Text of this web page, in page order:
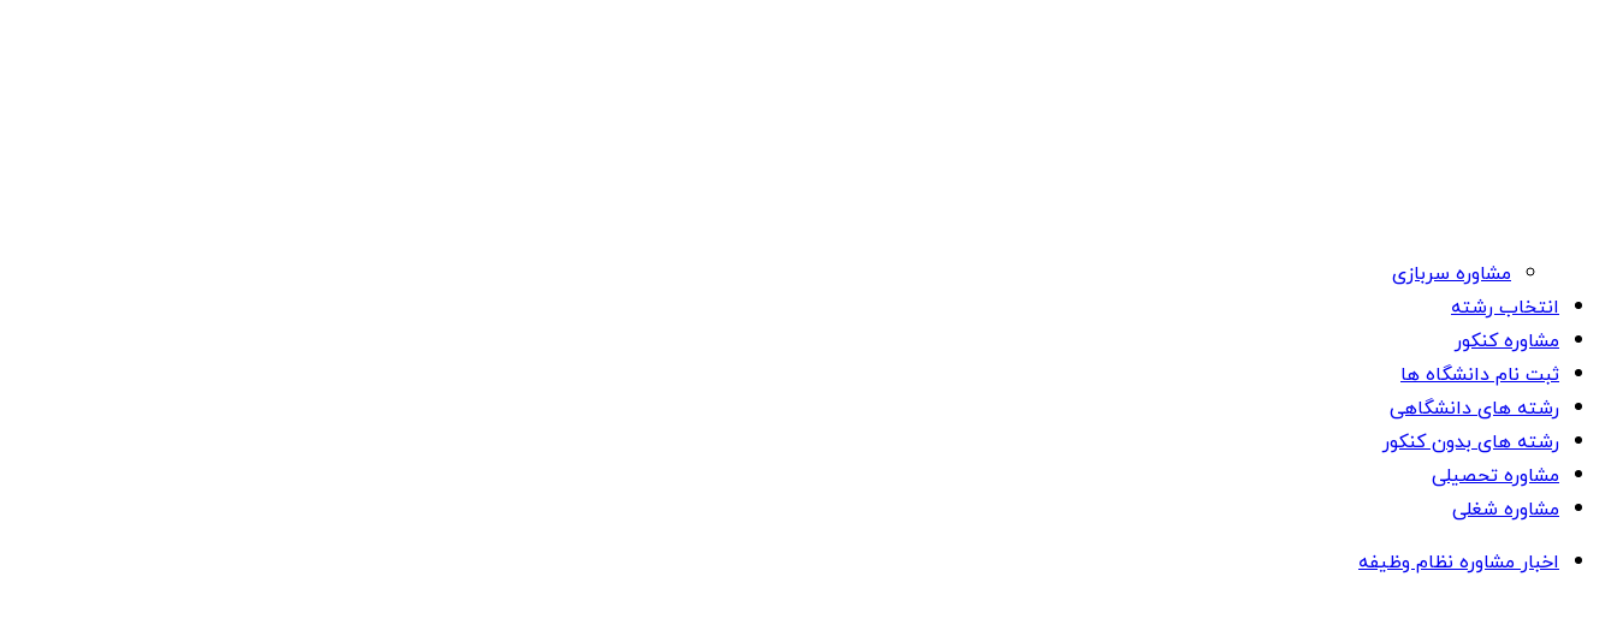
مشاوره سربازی
انتخاب رشته
مشاوره کنکور
ثبت نام دانشگاه ها
رشته های دانشگاهی
رشته های بدون کنکور
مشاوره تحصیلی
مشاوره شغلی
اخبار مشاوره نظام وظیفه